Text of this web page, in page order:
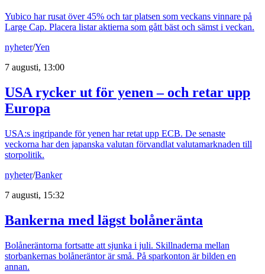
Yubico har rusat över 45% och tar platsen som veckans vinnare på
Large Cap. Placera listar aktierna som gått bäst och sämst i veckan.
nyheter/Yen
7 augusti, 13:00
USA rycker ut för yenen – och retar upp
Europa
USA:s ingripande för yenen har retat upp ECB. De senaste
veckorna har den japanska valutan förvandlat valutamarknaden till
storpolitik.
nyheter/Banker
7 augusti, 15:32
Bankerna med lägst bolåneränta
Bolåneräntorna fortsatte att sjunka i juli. Skillnaderna mellan
storbankernas bolåneräntor är små. På sparkonton är bilden en
annan.